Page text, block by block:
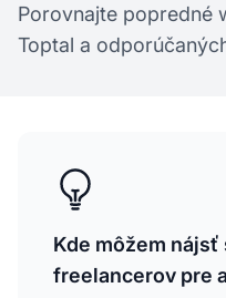
Porovnajte popredné
Toptal a
Kde môžem
freelancerov pre